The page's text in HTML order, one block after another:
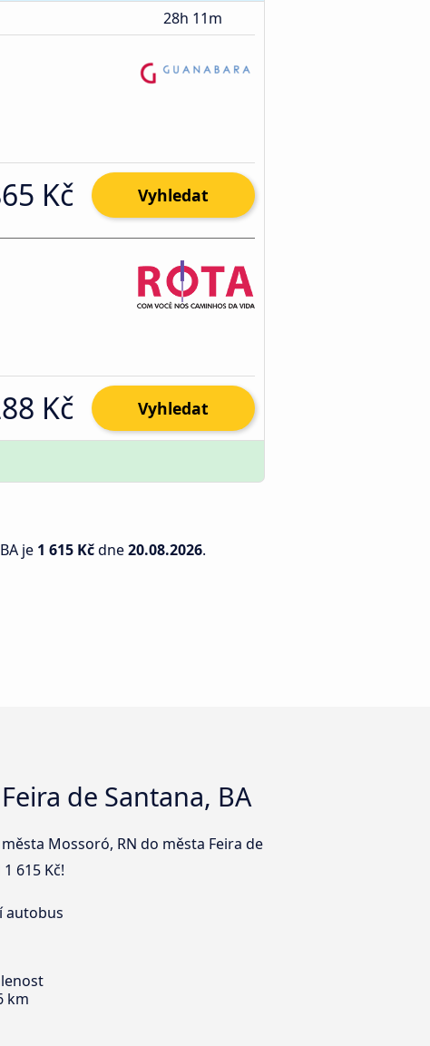
28h 11m
Kč Vyhledat
Kč Vyhledat
je 1 615 Kčdne20.08.2026.
de Santana, BA
Mossoró, RN do města Feira de
615 Kč!
autobus
km